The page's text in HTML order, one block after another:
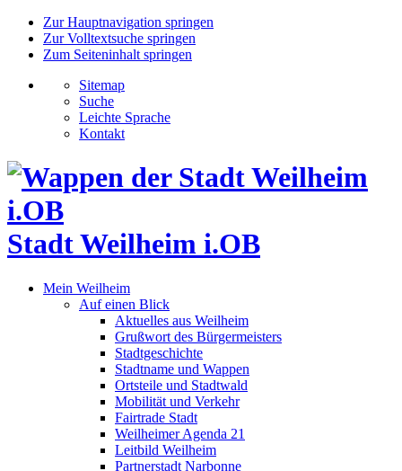
Zur Hauptnavigation springen
Zur Volltextsuche springen
Zum Seiteninhalt springen
Sitemap
Suche
Leichte Sprache
Kontakt
Stadt Weilheim i.OB
Mein Weilheim
Auf einen Blick
Aktuelles aus Weilheim
Grußwort des Bürgermeisters
Stadtgeschichte
Stadtname und Wappen
Ortsteile und Stadtwald
Mobilität und Verkehr
Fairtrade Stadt
Weilheimer Agenda 21
Leitbild Weilheim
Partnerstadt Narbonne